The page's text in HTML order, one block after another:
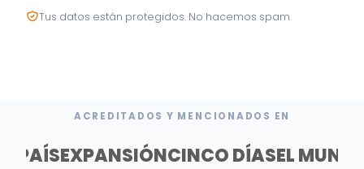
Tus datos están protegidos. No hacemos spam.
ACREDITADOS Y MENCIONADOS EN
PAÍSEXPANSIÓNCINCO DÍASEL